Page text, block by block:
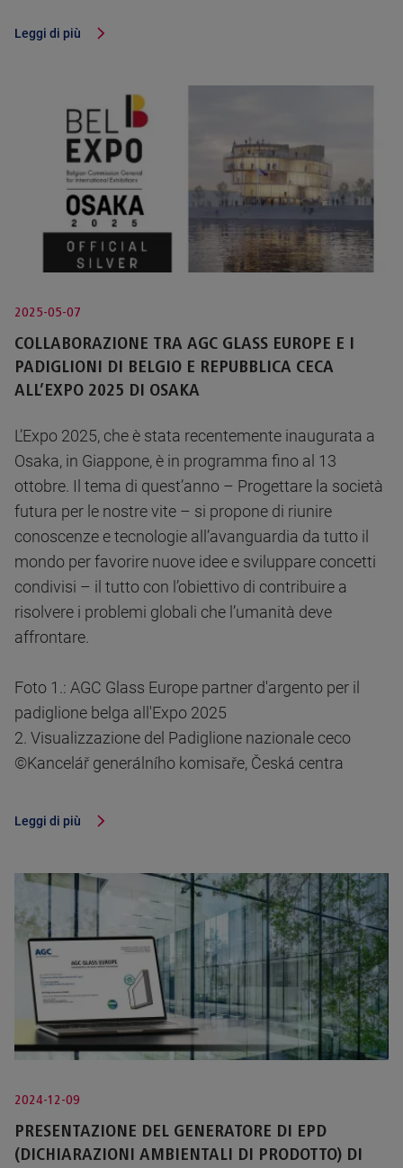
Leggi di più
2025-05-07
COLLABORAZIONE TRA AGC GLASS EUROPE E I
PADIGLIONI DI BELGIO E REPUBBLICA CECA
ALL’EXPO 2025 DI OSAKA
L’Expo 2025, che è stata recentemente inaugurata a
Osaka, in Giappone, è in programma fino al 13
ottobre. Il tema di quest’anno – Progettare la società
futura per le nostre vite – si propone di riunire
conoscenze e tecnologie all’avanguardia da tutto il
mondo per favorire nuove idee e sviluppare concetti
condivisi – il tutto con l’obiettivo di contribuire a
risolvere i problemi globali che l’umanità deve
affrontare.
Foto 1.: AGC Glass Europe partner d'argento per il
padiglione belga all'Expo 2025
2. Visualizzazione del Padiglione nazionale ceco
©Kancelář generálního komisaře, Česká centra
Leggi di più
2024-12-09
PRESENTAZIONE DEL GENERATORE DI EPD
(DICHIARAZIONI AMBIENTALI DI PRODOTTO) DI